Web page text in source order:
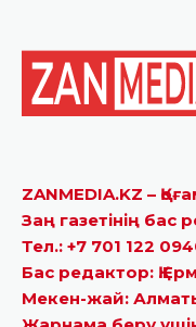
ZANMEDIA.KZ –
Заң газетінің
Тел.: +7 701 122
Бас редактор:
Мекен-жай: